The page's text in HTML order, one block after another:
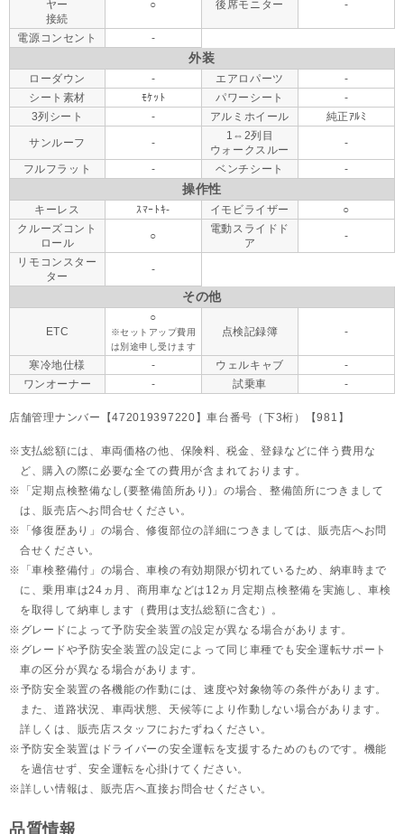
ヤー
接続
○ 後席モニター -
電源コンセント -
外装
ローダウン - エアロパーツ
-
シート素材
ﾓｹｯﾄ パワーシート
-
3列シート
- アルミホイール 純正ｱﾙﾐ
サンルーフ -
1⇔2列目
ウォークスルー
-
フルフラット - ベンチシート -
操作性
キーレス ｽﾏｰﾄｷ- イモビライザー
○
クルーズコント
ロール
○
電動スライドド
ア
-
リモコンスター
ター
-
その他
ETC
○
※セットアップ費用
は別途申し受けます
点検記録簿 -
寒冷地仕様 - ウェルキャブ
-
ワンオーナー
- 試乗車 -
店舗管理ナンバー【472019397220】車台番号（下3桁）【981】
支払総額には、車両価格の他、保険料、税金、登録などに伴う費用な
ど、購入の際に必要な全ての費用が含まれております。
「定期点検整備なし(要整備箇所あり)」の場合、整備箇所につきまして
は、販売店へお問合せください。
「修復歴あり」の場合、修復部位の詳細につきましては、販売店へお問
合せください。
「車検整備付」の場合、車検の有効期限が切れているため、納車時まで
に、乗用車は24ヵ月、 商用車などは12ヵ月定期点検整備を実施し、車検
を取得して納車します（費用は支払総額に含む）。
グレードによって予防安全装置の設定が異なる場合があります。
グレードや予防安全装置の設定によって同じ車種でも安全運転サポート
車の区分が異なる場合があります。
予防安全装置の各機能の作動には、速度や対象物等の条件があります。
また、道路状況、車両状態、天候等により作動しない場合があります。
詳しくは、販売店スタッフにおたずねください。
予防安全装置はドライバーの安全運転を支援するためのものです。機能
を過信せず、安全運転を心掛けてください。
詳しい情報は、販売店へ直接お問合せください。
品質情報